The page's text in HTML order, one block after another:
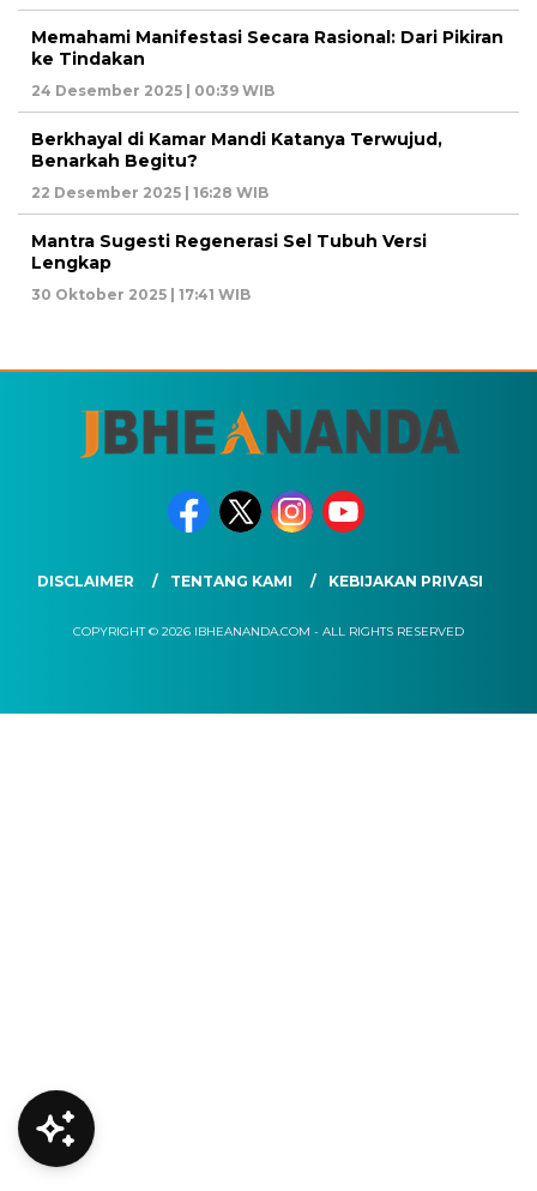
Memahami Manifestasi Secara Rasional: Dari Pikiran
ke Tindakan
24 Desember 2025 | 00:39 WIB
Berkhayal di Kamar Mandi Katanya Terwujud,
Benarkah Begitu?
22 Desember 2025 | 16:28 WIB
Mantra Sugesti Regenerasi Sel Tubuh Versi
Lengkap
30 Oktober 2025 | 17:41 WIB
DISCLAIMER TENTANG KAMI KEBIJAKAN PRIVASI
COPYRIGHT © 2026 IBHEANANDA.COM - ALL RIGHTS RESERVED